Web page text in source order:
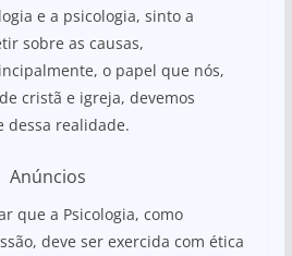
e a psicologia, sinto a
sobre as causas,
o papel que nós,
cristã e igreja, devemos
dessa realidade.
Anúncios
que a Psicologia, como
deve ser exercida com ética